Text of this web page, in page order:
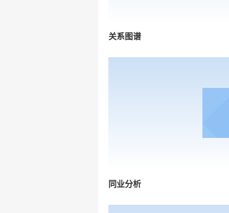
关系图谱
同业分析